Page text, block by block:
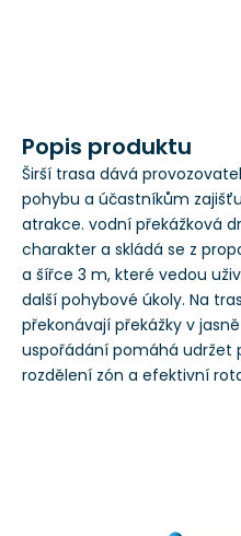
Popis produktu
Širší trasa dává
pohybu a účastníkům
atrakce. vodní překážková
charakter a skládá se z
a šířce 3 m, které vedou
další pohybové úkoly. Na
překonávají překážky v
uspořádání pomáhá udržet
rozdělení zón a efektivní